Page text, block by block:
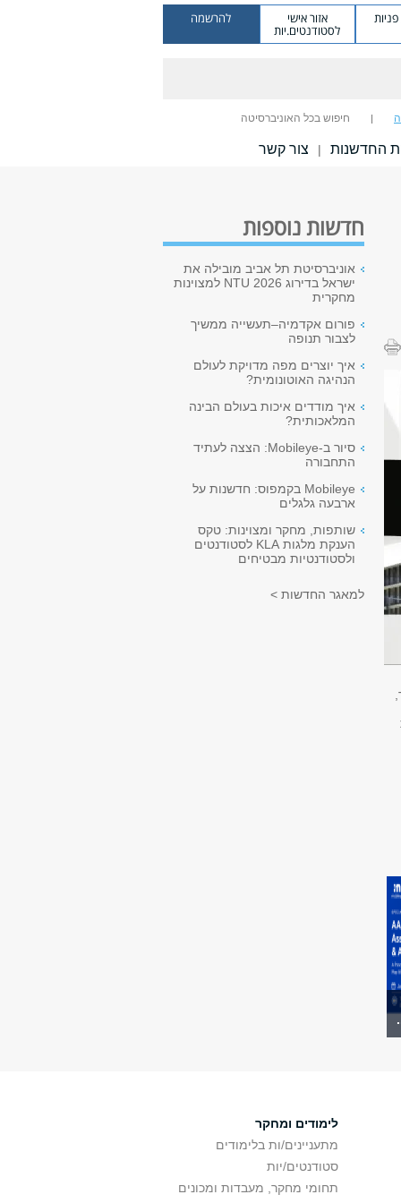
אזור אישי
לסטודנטים.יות
להרשמה
חיפוש בכל האוניברסיטה
החדשנות | צור קשר
חדשות נוספות
אוניברסיטת תל אביב מובילה את
ישראל בדירוג NTU 2026 למצוינות
מחקרית
פורום אקדמיה–תעשייה ממשיך
לצבור תנופה
איך יוצרים מפה מדויקת לעולם
הנהיגה האוטונומית?
איך מודדים איכות בעולם הבינה
המלאכותית?
סיור ב-Mobileye: הצצה לעתיד
התחבורה
Mobileye בקמפוס: חדשנות על
ארבעה גלגלים
שותפות, מחקר ומצוינות: טקס
הענקת מלגות KLA לסטודנטים
ולסטודנטיות מבטיחים
למאגר החדשות >
לימודים ומחקר
מתעניינים/ות בלימודים
סטודנטים/יות
תחומי מחקר, מעבדות ומכונים